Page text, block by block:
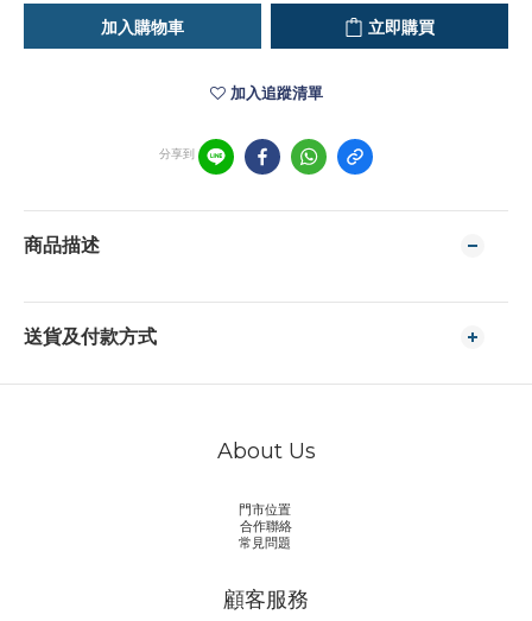
加入購物車 立即購買
加入追蹤清單
分享到
商品描述
送貨及付款方式
About Us
門市位置
合作聯絡
常見問題
顧客服務